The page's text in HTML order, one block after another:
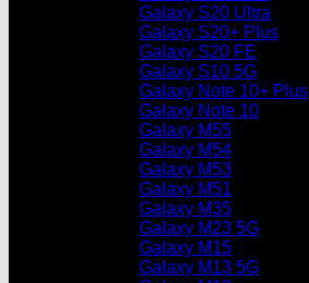
Galaxy S20 Ultra
Galaxy S20+ Plus
Galaxy S20 FE
Galaxy S10 5G
Galaxy Note 10+ Plus
Galaxy Note 10
Galaxy M55
Galaxy M54
Galaxy M53
Galaxy M51
Galaxy M35
Galaxy M23 5G
Galaxy M15
Galaxy M13 5G